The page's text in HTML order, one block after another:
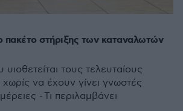
πακέτο στήριξης των καταναλωτών
υιοθετείται τους τελευταίους
να έχουν γίνει γνωστές
- Τι περιλαμβάνει